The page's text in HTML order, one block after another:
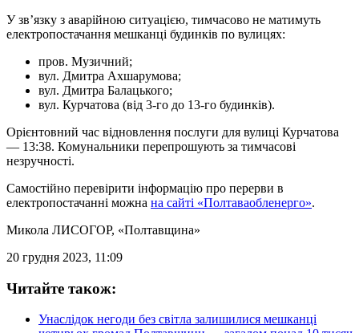
У зв’язку з аварійною ситуацією, тимчасово не матимуть
електропостачання мешканці будинків по вулицях:
пров. Музичний;
вул. Дмитра Ахшарумова;
вул. Дмитра Балацького;
вул. Курчатова (від 3-го до 13-го будинків).
Орієнтовний час відновлення послуги для вулиці Курчатова
— 13:38. Комунальники перепрошують за тимчасові
незручності.
Самостійно перевірити інформацію про перерви в
електропостачанні можна на сайті «Полтаваобленерго».
Микола ЛИСОГОР, «Полтавщина»
20 грудня 2023, 11:09
Читайте також:
Унаслідок негоди без світла залишилися мешканці